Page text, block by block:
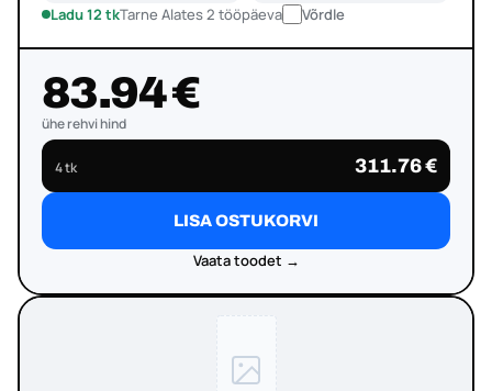
Ladu 12 tkTarne Alates 2 tööpäeva Võrdle
83.94 €
ühe rehvi hind
4 tk 311.76 €
LISA OSTUKORVI
Vaata toodet →